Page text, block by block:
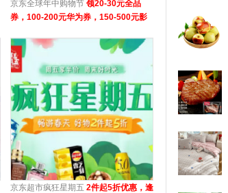
京东全球年中购物节 领20-30元全品
券，100-200元华为券，150-500元影
京东超市疯狂星期五 2件起5折优惠，逢